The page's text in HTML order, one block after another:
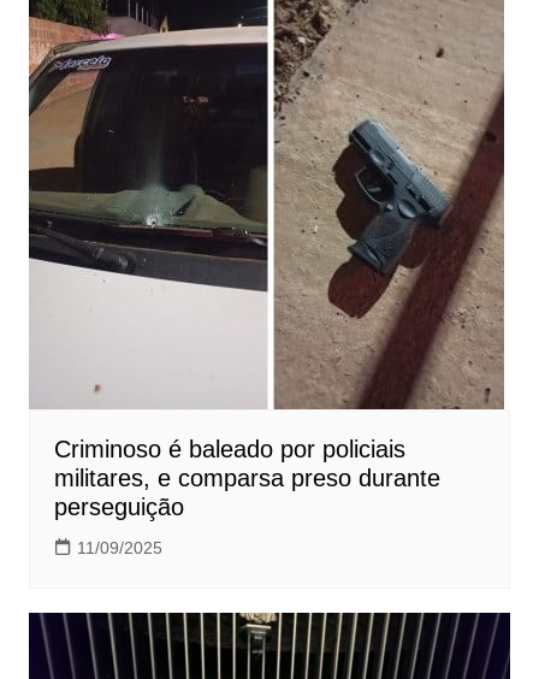
Criminoso é baleado por policiais
militares, e comparsa preso durante
perseguição
11/09/2025